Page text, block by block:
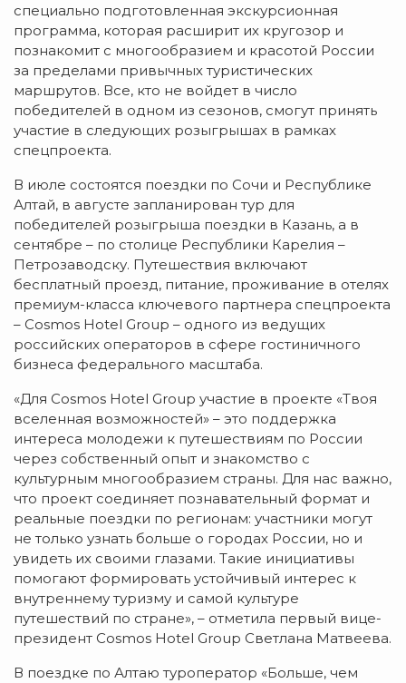
специально подготовленная экскурсионная
программа, которая расширит их кругозор и
познакомит с многообразием и красотой России
за пределами привычных туристических
маршрутов. Все, кто не войдет в число
победителей в одном из сезонов, смогут принять
участие в следующих розыгрышах в рамках
спецпроекта.
В июле состоятся поездки по Сочи и Республике
Алтай, в августе запланирован тур для
победителей розыгрыша поездки в Казань, а в
сентябре – по столице Республики Карелия –
Петрозаводску. Путешествия включают
бесплатный проезд, питание, проживание в отелях
премиум-класса ключевого партнера спецпроекта
– Cosmos Hotel Group – одного из ведущих
российских операторов в сфере гостиничного
бизнеса федерального масштаба.
«Для Cosmos Hotel Group участие в проекте «Твоя
вселенная возможностей» – это поддержка
интереса молодежи к путешествиям по России
через собственный опыт и знакомство с
культурным многообразием страны. Для нас важно,
что проект соединяет познавательный формат и
реальные поездки по регионам: участники могут
не только узнать больше о городах России, но и
увидеть их своими глазами. Такие инициативы
помогают формировать устойчивый интерес к
внутреннему туризму и самой культуре
путешествий по стране», – отметила первый вице-
президент Cosmos Hotel Group Светлана Матвеева.
В поездке по Алтаю туроператор «Больше, чем